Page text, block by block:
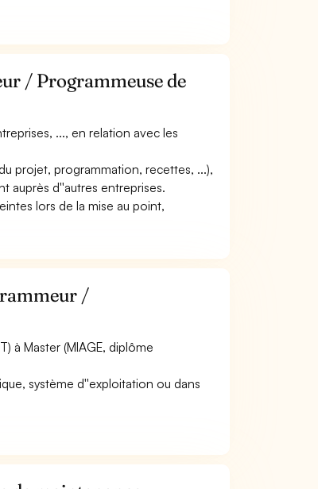
/ Programmeuse de
..., en relation avec les
projet, programmation, recettes, ...),
auprès d''autres entreprises.
lors de la mise au point,
/
à Master (MIAGE, diplôme
système d''exploitation ou dans